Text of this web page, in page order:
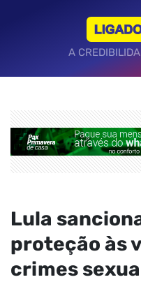
A
Lula
proteção às
crimes